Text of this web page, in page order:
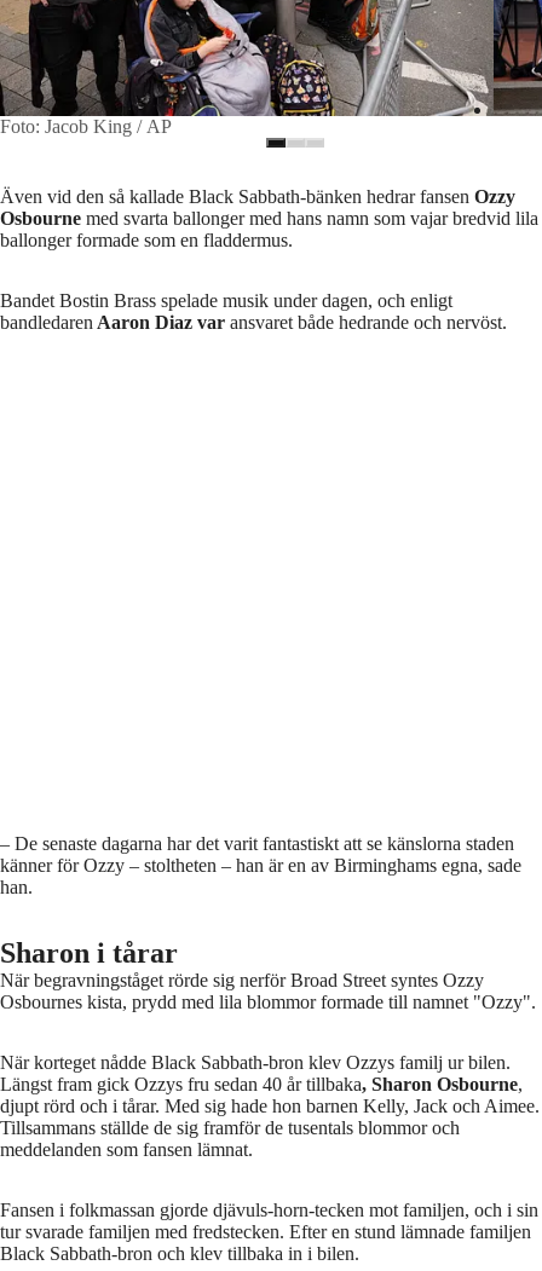
Foto: Jacob King / AP
Även vid den så kallade Black Sabbath-bänken hedrar fansen Ozzy
Osbourne med svarta ballonger med hans namn som vajar bredvid lila
ballonger formade som en fladdermus.
Bandet Bostin Brass spelade musik under dagen, och enligt
bandledaren Aaron Diaz var ansvaret både hedrande och nervöst.
– De senaste dagarna har det varit fantastiskt att se känslorna staden
känner för Ozzy – stoltheten – han är en av Birminghams egna, sade
han.
Sharon i tårar
När begravningståget rörde sig nerför Broad Street syntes Ozzy
Osbournes kista, prydd med lila blommor formade till namnet "Ozzy".
När korteget nådde Black Sabbath-bron klev Ozzys familj ur bilen.
Längst fram gick Ozzys fru sedan 40 år tillbaka, Sharon Osbourne,
djupt rörd och i tårar. Med sig hade hon barnen Kelly, Jack och Aimee.
Tillsammans ställde de sig framför de tusentals blommor och
meddelanden som fansen lämnat.
Fansen i folkmassan gjorde djävuls-horn-tecken mot familjen, och i sin
tur svarade familjen med fredstecken. Efter en stund lämnade familjen
Black Sabbath-bron och klev tillbaka in i bilen.